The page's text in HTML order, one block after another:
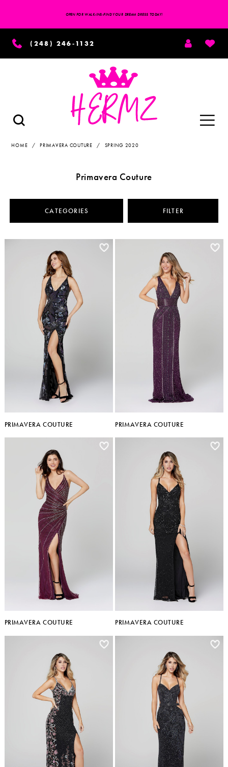
OPEN FOR WALK-INS-FIND YOUR DREAM DRESS TODAY!
TOGGLE
ACCOUNT
(248) 246‑1132
TOGGLE
SEARCH
Toggle
navigation
HOME PRIMAVERA COUTURE SPRING 2020
Primavera Couture
CATEGORIES FILTER
PRIMAVERA COUTURE PRIMAVERA COUTURE
PRIMAVERA COUTURE PRIMAVERA COUTURE